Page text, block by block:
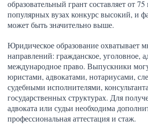
образовательный грант составляет от
популярных вузах конкурс высокий, и
может быть значительно выше.
Юридическое образование охватывает
направлений: гражданское, уголовное,
международное право. Выпускники
юристами, адвокатами, нотариусами,
судебными исполнителями,
государственных структурах. Для
адвоката или судьи необходима
профессиональная аттестация и стаж.